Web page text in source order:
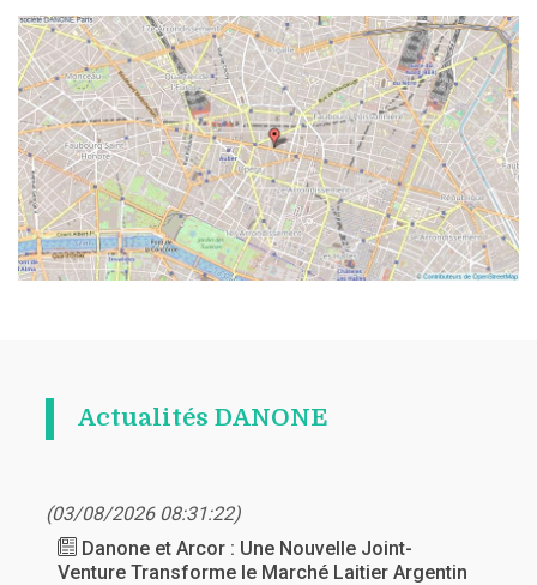
Actualités DANONE
(03/08/2026 08:31:22)
Danone et Arcor : Une Nouvelle Joint-
Venture Transforme le Marché Laitier Argentin